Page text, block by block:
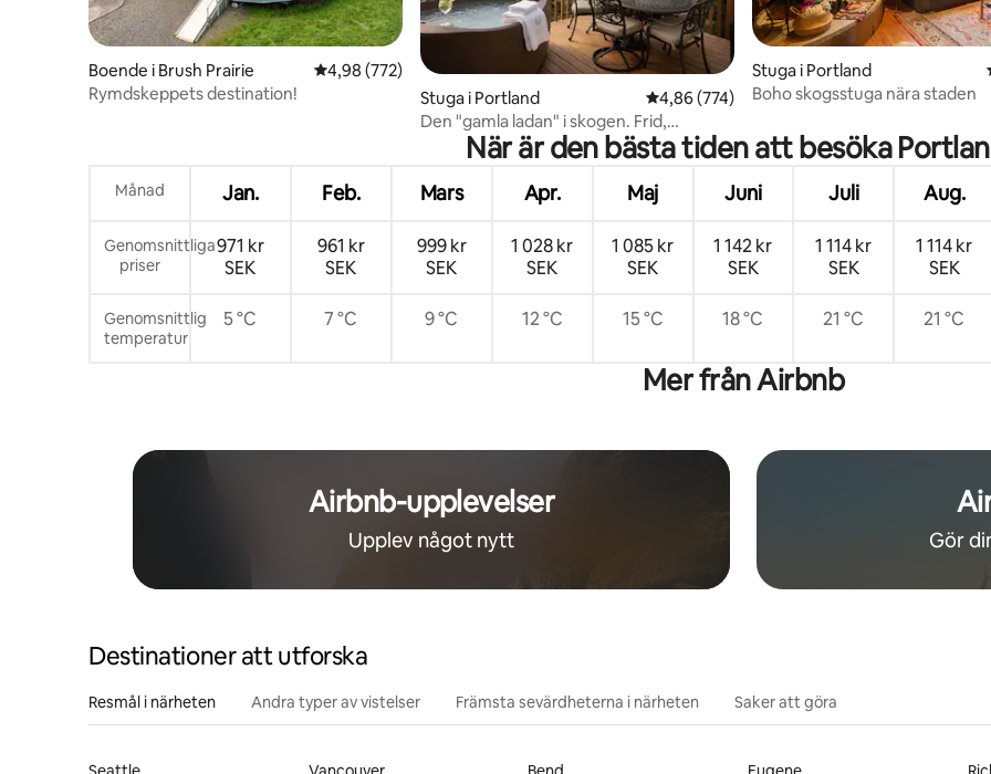
Boende i Brush Prairie 4,98 av 5 i genomsnittligt betyg, 772 omdömen
4,98 (772)
Rymdskeppets destination!
Stuga i Portland 4,86 av 5 i genomsnittligt betyg, 774
4,86 (774)
Den "gamla ladan" i skogen. Frid,
Romantik, Ahhh
Stuga i Portland
Boho skogsstuga nära staden
När är den bästa tiden att besöka
Månad Jan. Feb. Mars Apr. Maj Juni Juli Aug.
Genomsnittliga
priser
971 kr
SEK
961 kr
SEK
999 kr
SEK
1 028 kr
SEK
1 085 kr
SEK
1 142 kr
SEK
1 114 kr
SEK
1 114 kr
SEK
Genomsnittlig
temperatur
5 °C 7 °C 9 °C 12 °C 15 °C 18 °C 21 °C 21 °C
Mer från Airbnb
Airbnb-upplevelser
Upplev något nytt Gör
Destinationer att utforska
Resmål i närheten Andra typer av vistelser Främsta sevärdheterna i närheten Saker att göra